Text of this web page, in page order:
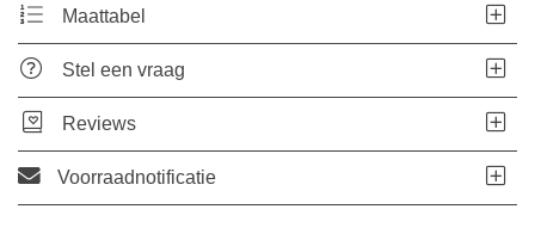
Maattabel
Stel een vraag
Reviews
Voorraadnotificatie